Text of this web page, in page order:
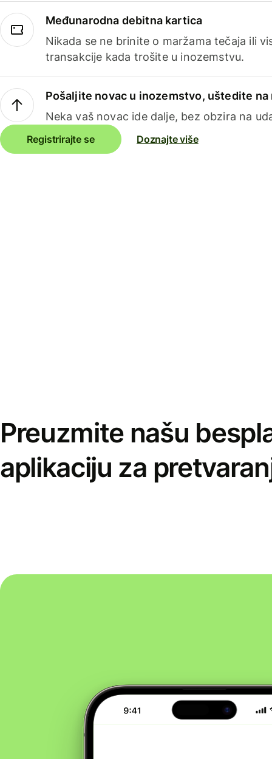
Međunarodna debitna kartica
Nikada se ne brinite o maržama tečaja ili
transakcije kada trošite u inozemstvu.
Pošaljite novac u inozemstvo, uštedite na
Neka vaš novac ide dalje, bez obzira na
Registrirajte se Doznajte više
Preuzmite našu
aplikaciju za